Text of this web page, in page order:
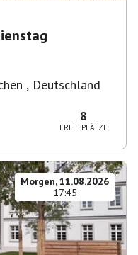
, Deutschland
8
FREIE PLÄTZE
Morgen, 11.08.2026
17:45